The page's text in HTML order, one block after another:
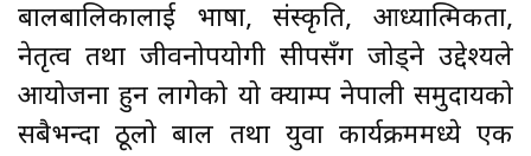
बालबालिकालाई भाषा, संस्कृति, आध्यात्मिकता,
नेतृत्व तथा जीवनोपयोगी सीपसँग जोड्ने उद्देश्यले
आयोजना हुन लागेको यो क्याम्प नेपाली समुदायको
सबैभन्दा ठूलो बाल तथा युवा कार्यक्रममध्ये एक